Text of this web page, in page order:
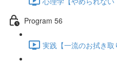
Program 56
実践【一流のお拭き